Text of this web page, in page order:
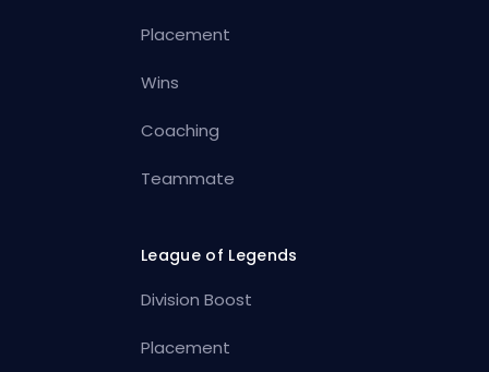
Placement
Wins
Coaching
Teammate
League of Legends
Division Boost
Placement